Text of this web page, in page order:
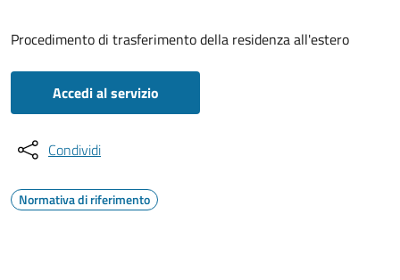
Procedimento di trasferimento della residenza all'estero
Accedi al servizio
Condividi
Normativa di riferimento